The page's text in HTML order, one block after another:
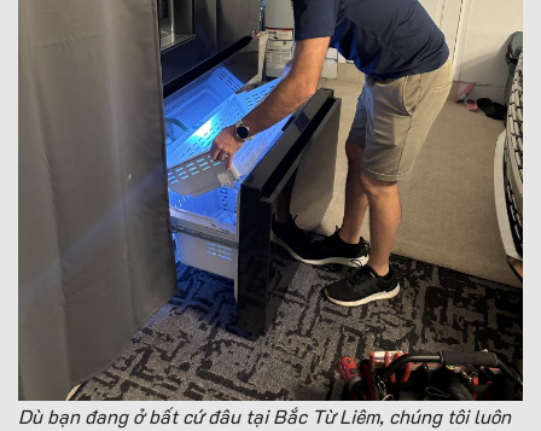
Dù bạn đang ở bất cứ đâu tại Bắc Từ Liêm, chúng tôi luôn